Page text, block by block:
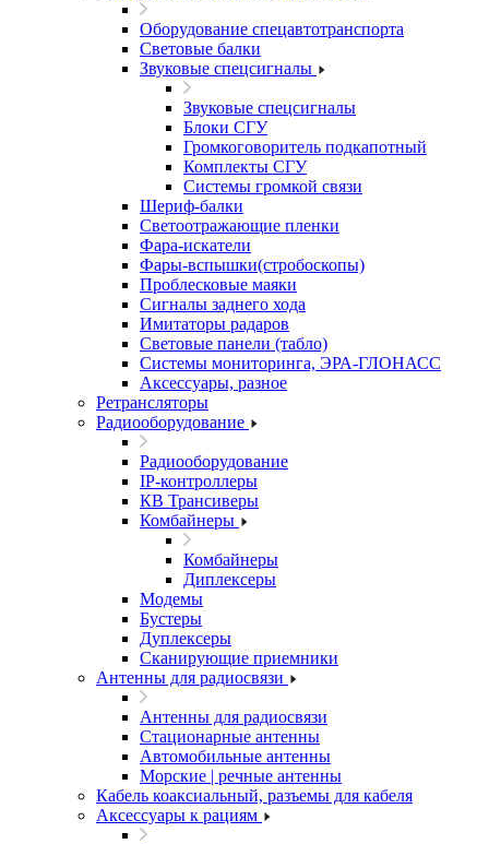
Оборудование спецавтотранспорта
Световые балки
Звуковые спецсигналы
Звуковые спецсигналы
Блоки СГУ
Громкоговоритель подкапотный
Комплекты СГУ
Системы громкой связи
Шериф-балки
Светоотражающие пленки
Фара-искатели
Фары-вспышки(стробоскопы)
Проблесковые маяки
Сигналы заднего хода
Имитаторы радаров
Световые панели (табло)
Системы мониторинга, ЭРА-ГЛОНАСС
Аксессуары, разное
Ретрансляторы
Радиооборудование
Радиооборудование
IP-контроллеры
КВ Трансиверы
Комбайнеры
Комбайнеры
Диплексеры
Модемы
Бустеры
Дуплексеры
Сканирующие приемники
Антенны для радиосвязи
Антенны для радиосвязи
Стационарные антенны
Автомобильные антенны
Морские | речные антенны
Кабель коаксиальный, разъемы для кабеля
Аксессуары к рациям